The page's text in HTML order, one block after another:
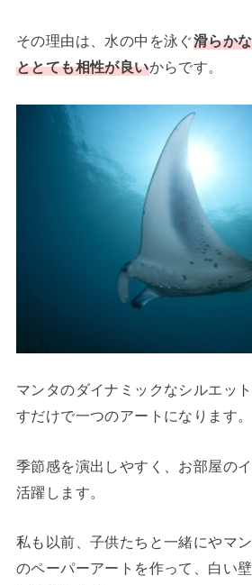
その理由は、水の中を泳ぐ滑らか
ととても相性が良いからです。
マンタのダイナミックなシルエッ
すだけで一つのアートになります。
季節感を演出しやすく、お部屋の
活躍します。
私も以前、子供たちと一緒にやマ
のペーパーアートを作って、白い